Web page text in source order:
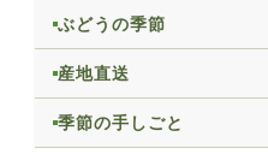
ぶどうの季節
産地直送
季節の手しごと